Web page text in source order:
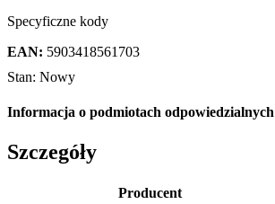
Specyficzne kody
EAN: 5903418561703
Stan: Nowy
Informacja o podmiotach odpowiedzialnych
Szczegóły
Producent